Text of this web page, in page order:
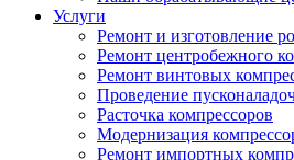
Услуги
Ремонт и изготовление
Ремонт центробежного
Ремонт винтовых
Проведение
Расточка компрессоров
Модернизация
Ремонт импортных